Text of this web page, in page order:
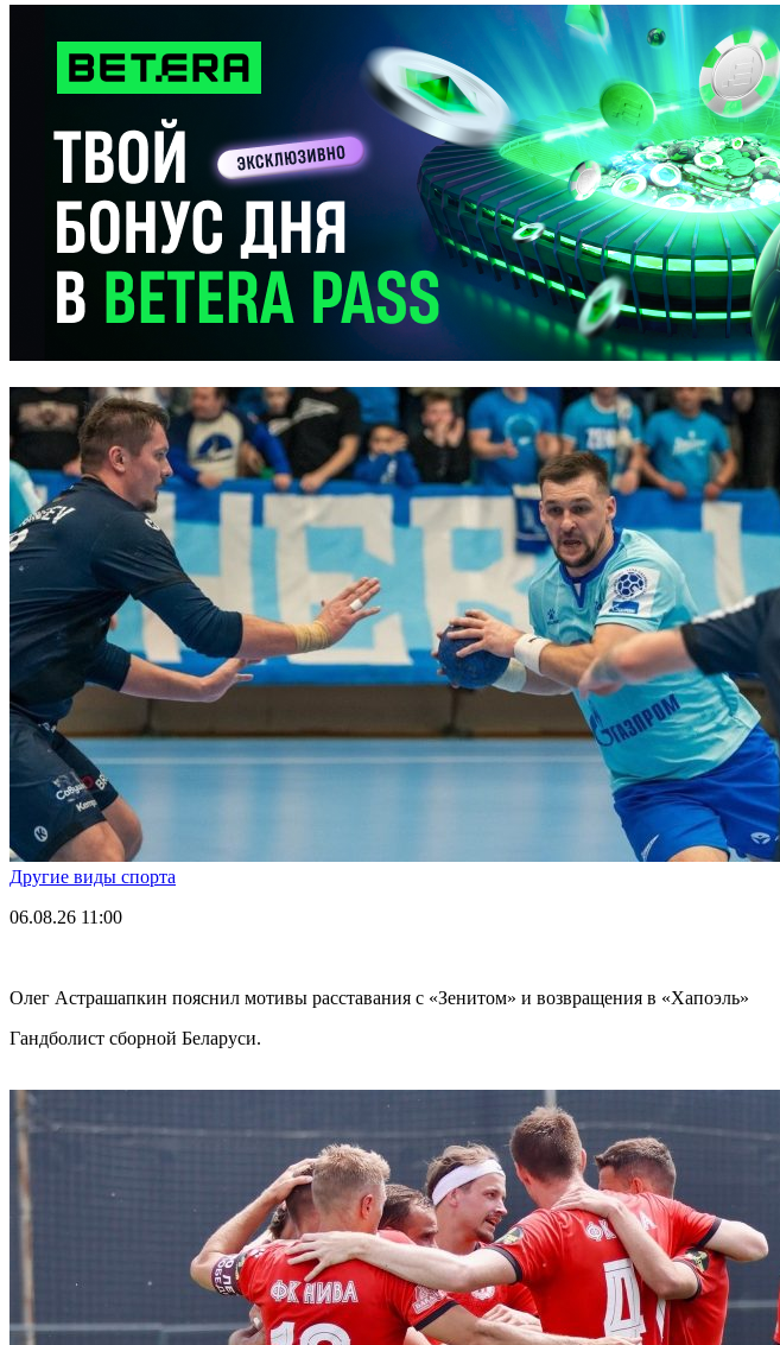
Другие виды спорта
06.08.26 11:00
Олег Астрашапкин пояснил мотивы расставания с «Зенитом» и возвращения в «Хапоэль»
Гандболист сборной Беларуси.